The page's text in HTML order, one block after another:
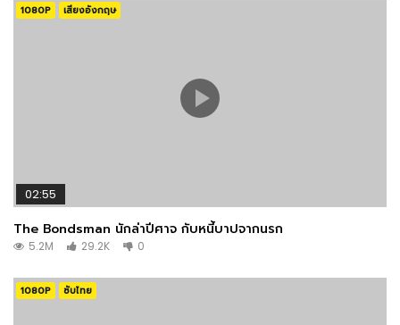
ROBIN BUCKLEY
Dinarte de Freitas
1080P เสียงอังกฤษ
02:55
The Bondsman นักล่าปีศาจ กับหนี้บาปจากนรก
5.2M 29.2K 0
1080P ซับไทย